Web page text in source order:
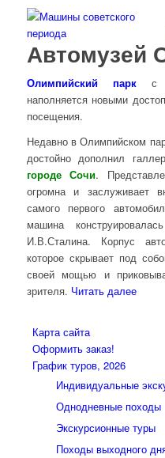
Автомузей
Олимпийский парк
с
наполняется новыми
посещения.
Недавно в Олимпийском
достойно дополнил
городе Сочи.
огромна и заслуживает
самого первого
машина
И.В.Сталина. Корпус
которое скрывает под
своей мощью и
зрителя. Читать далее
Карта сайта
Оформить заказ!
График туров, 2026
Индивидуальные
Однодневные походы
Экскурсионные туры
Походы выходного